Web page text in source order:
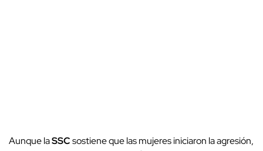
Aunque laSSCsostiene que las mujeres iniciaron la agresión,